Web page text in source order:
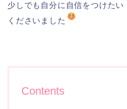
少しでも自分に自信をつけた
くださいました
Contents